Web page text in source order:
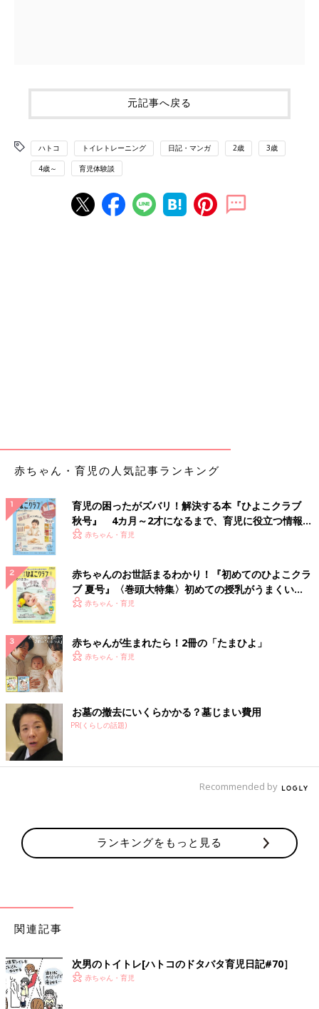
元記事へ戻る
ハトコ トイレトレーニング 日記・マンガ 2歳 3歳
4歳～ 育児体験談
赤ちゃん・育児の人気記事ランキング
育児の困ったがズバリ！解決する本『ひよこクラブ
秋号』 4カ月～2才になるまで、育児に役立つ情報が
いっぱい！
赤ちゃん・育児
赤ちゃんのお世話まるわかり！『初めてのひよこクラ
ブ 夏号』〈巻頭大特集〉初めての授乳がうまくい
く！ おっぱい・ミルクの基本と夏のトラブル 解決テ
赤ちゃん・育児
赤ちゃんが生まれたら！2冊の「たまひよ」
赤ちゃん・育児
お墓の撤去にいくらかかる？墓じまい費用
PR(くらしの話題)
Recommended by
ランキングをもっと見る
関連記事
次男のトイトレ[ハトコのドタバタ育児日記#70］
赤ちゃん・育児